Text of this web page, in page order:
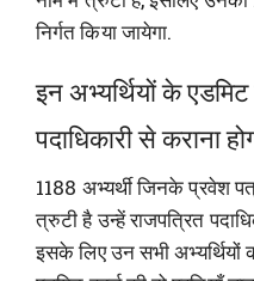
निर्गत किया जायेगा.
इन अभ्यर्थियों के
पदाधिकारी से कराना
1188 अभ्यर्थी जिनके प्रवेश
त्रुटी है उन्हें राजपत्रित
इसके लिए उन सभी अभ्यर्थियों